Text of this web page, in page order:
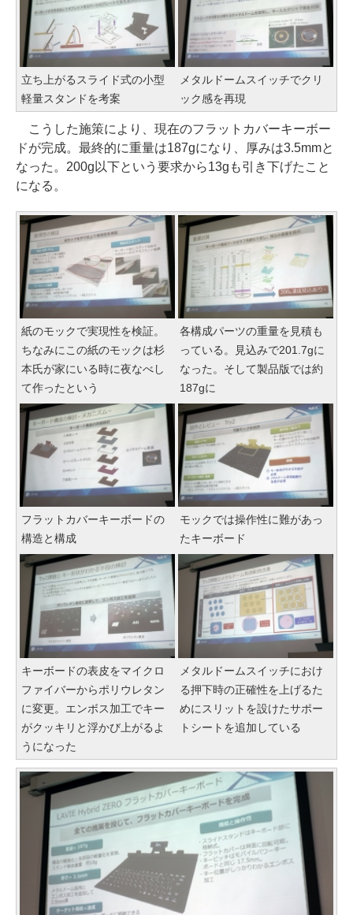
立ち上がるスライド式の小型
軽量スタンドを考案
メタルドームスイッチでクリ
ック感を再現
こうした施策により、現在のフラットカバーキーボー
ドが完成。最終的に重量は187gになり、厚みは3.5mmと
なった。200g以下という要求から13gも引き下げたこと
になる。
紙のモックで実現性を検証。
ちなみにこの紙のモックは杉
本氏が家にいる時に夜なべし
て作ったという
各構成パーツの重量を見積も
っている。見込みで201.7gに
なった。そして製品版では約
187gに
フラットカバーキーボードの
構造と構成
モックでは操作性に難があっ
たキーボード
キーボードの表皮をマイクロ
ファイバーからポリウレタン
に変更。エンボス加工でキー
がクッキリと浮かび上がるよ
うになった
メタルドームスイッチにおけ
る押下時の正確性を上げるた
めにスリットを設けたサポー
トシートを追加している